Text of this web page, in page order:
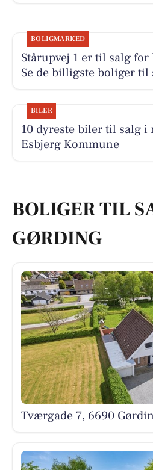
BOLIGMARKED
Stårupvej 1 er til salg
Se de billigste boliger
BILER
10 dyreste biler til salg i
Esbjerg Kommune
BOLIGER TIL
GØRDING
Tværgade 7, 6690